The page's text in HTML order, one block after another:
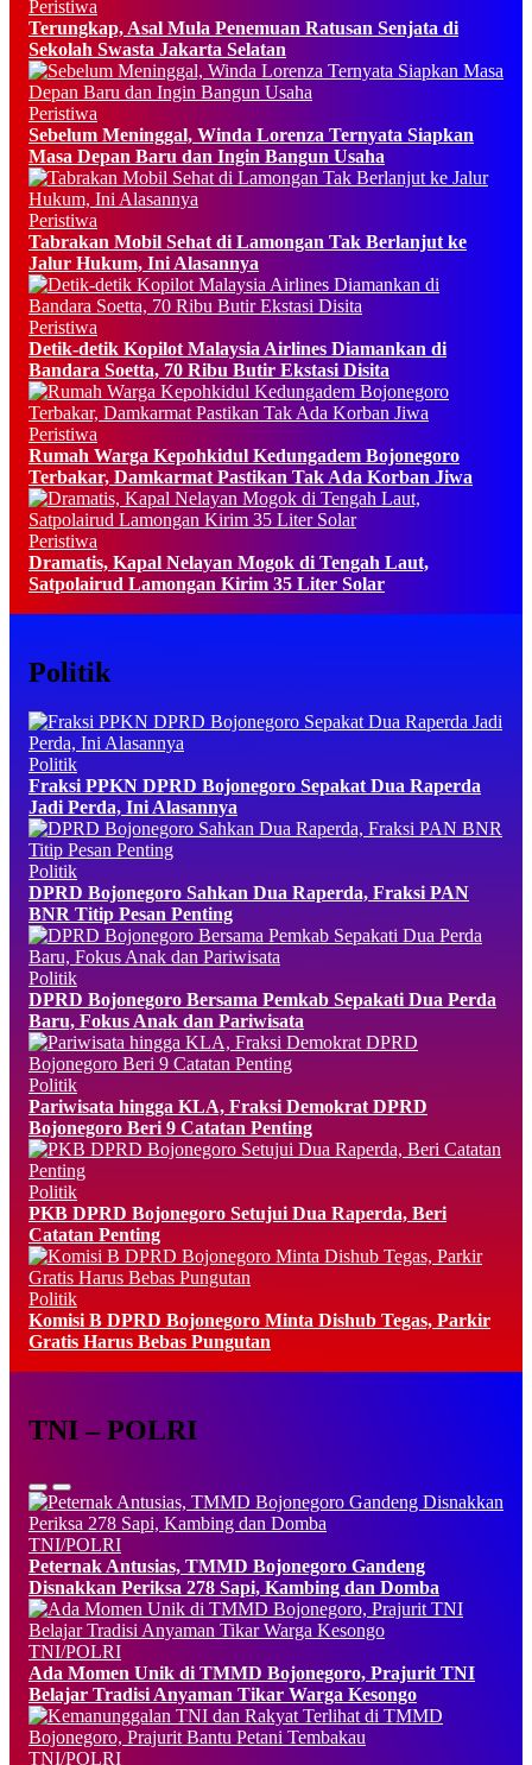
Peristiwa
Terungkap, Asal Mula Penemuan Ratusan Senjata di
Sekolah Swasta Jakarta Selatan
Peristiwa
Sebelum Meninggal, Winda Lorenza Ternyata Siapkan
Masa Depan Baru dan Ingin Bangun Usaha
Peristiwa
Tabrakan Mobil Sehat di Lamongan Tak Berlanjut ke
Jalur Hukum, Ini Alasannya
Peristiwa
Detik-detik Kopilot Malaysia Airlines Diamankan di
Bandara Soetta, 70 Ribu Butir Ekstasi Disita
Peristiwa
Rumah Warga Kepohkidul Kedungadem Bojonegoro
Terbakar, Damkarmat Pastikan Tak Ada Korban Jiwa
Peristiwa
Dramatis, Kapal Nelayan Mogok di Tengah Laut,
Satpolairud Lamongan Kirim 35 Liter Solar
Politik
Politik
Fraksi PPKN DPRD Bojonegoro Sepakat Dua Raperda
Jadi Perda, Ini Alasannya
Politik
DPRD Bojonegoro Sahkan Dua Raperda, Fraksi PAN
BNR Titip Pesan Penting
Politik
DPRD Bojonegoro Bersama Pemkab Sepakati Dua Perda
Baru, Fokus Anak dan Pariwisata
Politik
Pariwisata hingga KLA, Fraksi Demokrat DPRD
Bojonegoro Beri 9 Catatan Penting
Politik
PKB DPRD Bojonegoro Setujui Dua Raperda, Beri
Catatan Penting
Politik
Komisi B DPRD Bojonegoro Minta Dishub Tegas, Parkir
Gratis Harus Bebas Pungutan
TNI – POLRI
TNI/POLRI
Peternak Antusias, TMMD Bojonegoro Gandeng
Disnakkan Periksa 278 Sapi, Kambing dan Domba
TNI/POLRI
Ada Momen Unik di TMMD Bojonegoro, Prajurit TNI
Belajar Tradisi Anyaman Tikar Warga Kesongo
TNI/POLRI